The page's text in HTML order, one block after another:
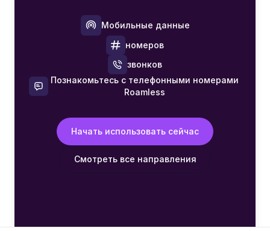
Мобильные данные
номеров
звонков
Познакомьтесь с телефонными номерами
Roamless
Начать использовать сейчас
Смотреть все направления